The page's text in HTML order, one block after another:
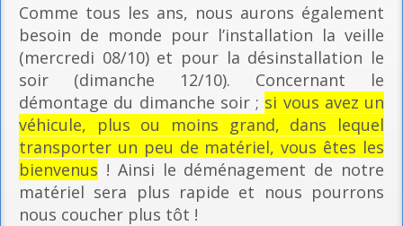
Comme tous les ans, nous aurons également
besoin de monde pour l’installation la veille
(mercredi 08/10) et pour la désinstallation le
soir (dimanche 12/10). Concernant le
démontage du dimanche soir ; si vous avez un
véhicule, plus ou moins grand, dans lequel
transporter un peu de matériel, vous êtes les
bienvenus ! Ainsi le déménagement de notre
matériel sera plus rapide et nous pourrons
nous coucher plus tôt !